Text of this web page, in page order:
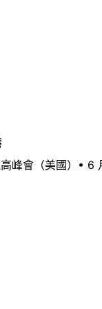
峰會（美國）• 6